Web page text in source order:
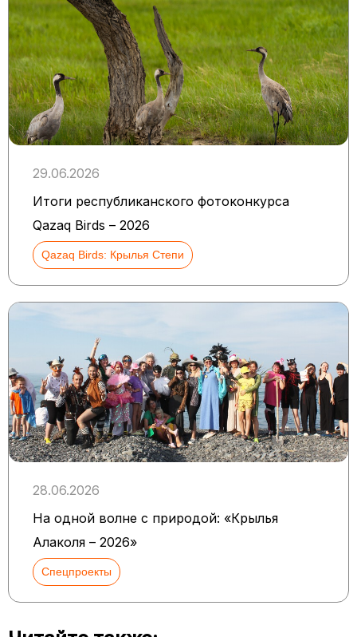
29.06.2026
Итоги республиканского фотоконкурса
Qazaq Birds – 2026
Qazaq Birds: Крылья Степи
28.06.2026
На одной волне с природой: «Крылья
Алаколя – 2026»
Спецпроекты